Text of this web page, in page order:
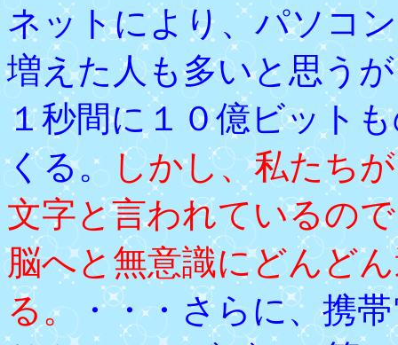
ネットにより、パソコ
増えた人も多いと思う
１秒間に１０億ビット
くる。 しかし、私たち
文字と言われているの
脳へと無意識にどんど
る。
・・・さらに、携